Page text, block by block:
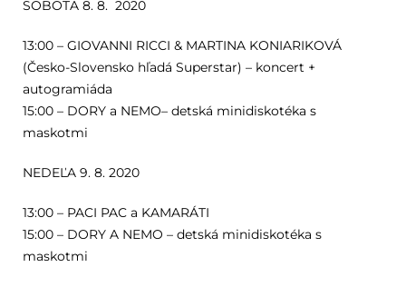
SOBOTA 8. 8. 2020
13:00 – GIOVANNI RICCI & MARTINA KONIARIKOVÁ
(Česko-Slovensko hľadá Superstar) – koncert +
autogramiáda
15:00 – DORY a NEMO– detská minidiskotéka s
maskotmi
NEDEĽA 9. 8. 2020
13:00 – PACI PAC a KAMARÁTI
15:00 – DORY A NEMO – detská minidiskotéka s
maskotmi